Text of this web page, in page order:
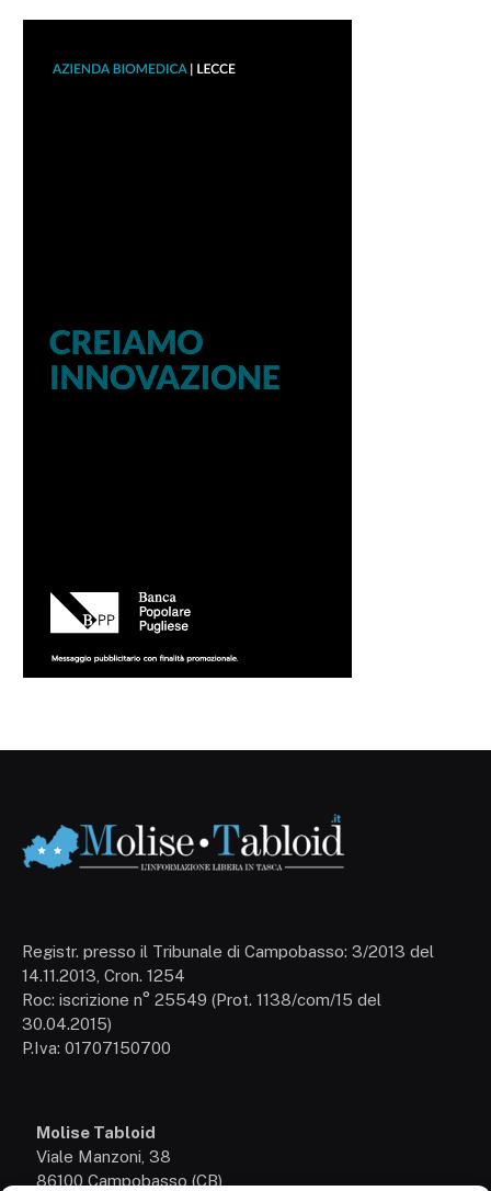
Registr. presso il Tribunale di Campobasso: 3/2013 del
14.11.2013, Cron. 1254
Roc: iscrizione n° 25549 (Prot. 1138/com/15 del
30.04.2015)
P.Iva: 01707150700
Molise Tabloid
Viale Manzoni, 38
86100 Campobasso (CB)